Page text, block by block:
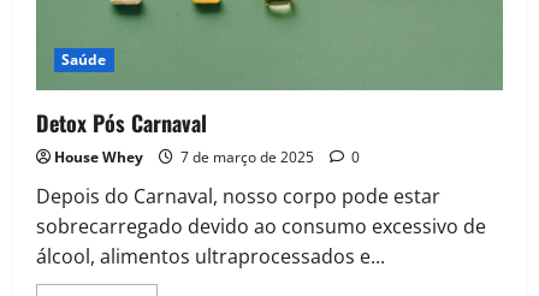
Saúde
Detox Pós Carnaval
House Whey 7 de março de 2025 0
Depois do Carnaval, nosso corpo pode estar
sobrecarregado devido ao consumo excessivo de
álcool, alimentos ultraprocessados e...